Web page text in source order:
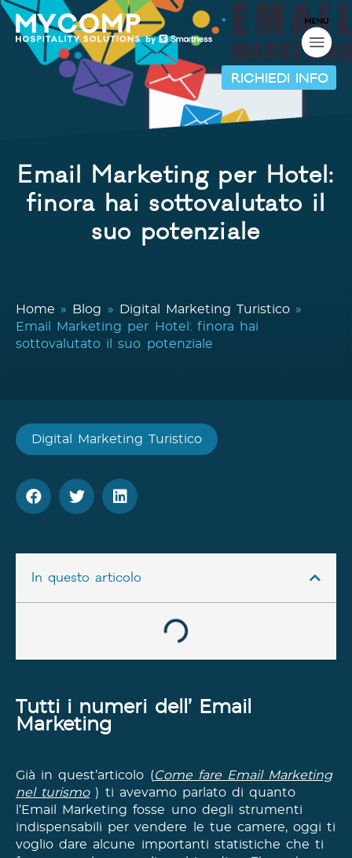
RICHIEDI INFO
Email Marketing per Hotel:
finora hai sottovalutato il
suo potenziale
Home » Blog » Digital Marketing Turistico »
Email Marketing per Hotel: finora hai
sottovalutato il suo potenziale
Digital Marketing Turistico
In questo articolo
Tutti i numeri dell’ Email
Marketing
Già in quest’articolo (Come fare Email Marketing
nel turismo) ti avevamo parlato di quanto
l’Email Marketing fosse uno degli strumenti
indispensabili per vendere le tue camere, oggi ti
voglio dare alcune importanti statistiche che ti